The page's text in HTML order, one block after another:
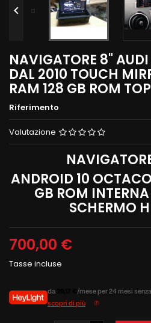

NAVIGATORE 8"
DAL 2010 TOUCH
RAM 128 GB ROM TOP
Riferimento
Valutazione
ANDROID 10
GB ROM
SCHERMO
700,00 €
Tasse incluse
da
/mese per 24 mesi
scopri di più